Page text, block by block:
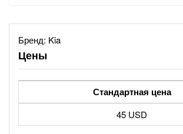
Бренд: Kia
Цены
Стандартная цена
45 USD